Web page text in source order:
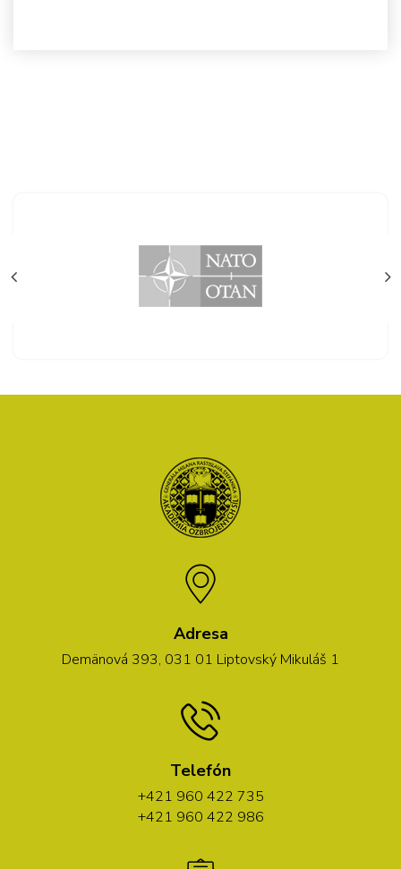
Adresa
Demänová 393, 031 01 Liptovský Mikuláš 1
Telefón
+421 960 422 735
+421 960 422 986